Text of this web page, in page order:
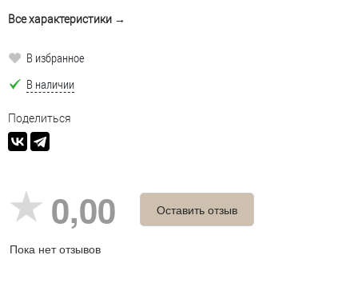
Все характеристики →
В избранное
В наличии
Поделиться
0,00
Пока нет отзывов
Оставить отзыв